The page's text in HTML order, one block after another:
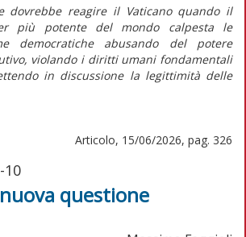
dovrebbe reagire il Vaticano quando il
più potente del mondo calpesta le
democratiche abusando del potere
violando i diritti umani fondamentali
in discussione la legittimità delle
Articolo, 15/06/2026, pag. 326
10
questione